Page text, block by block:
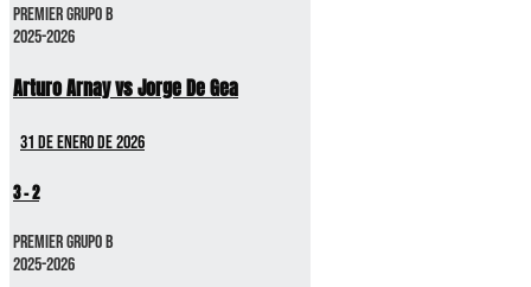
Premier GRUPO B
2025-2026
Arturo Arnay vs Jorge De Gea
31 de enero de 2026
3-2
Premier GRUPO B
2025-2026